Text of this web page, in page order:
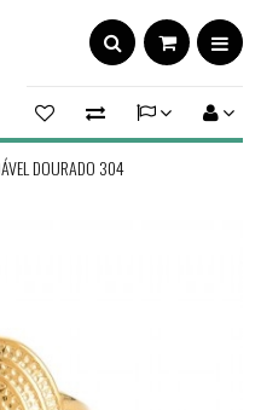
DOURADO 304